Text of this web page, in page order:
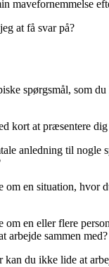
mavefornemmelse
at få svar på?
spørgsmål, som
kort at præsentere
anledning til nogle
om en situation, hvor
en eller flere
arbejde sammen med?
kan du ikke lide at